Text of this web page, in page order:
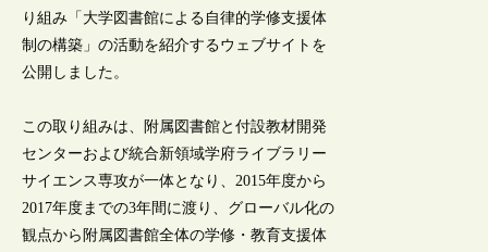
り組み「大学図書館による自律的学修支援体
制の構築」の活動を紹介するウェブサイトを
公開しました。
この取り組みは、附属図書館と付設教材開発
センターおよび統合新領域学府ライブラリー
サイエンス専攻が一体となり、2015年度から
2017年度までの3年間に渡り、グローバル化の
観点から附属図書館全体の学修・教育支援体